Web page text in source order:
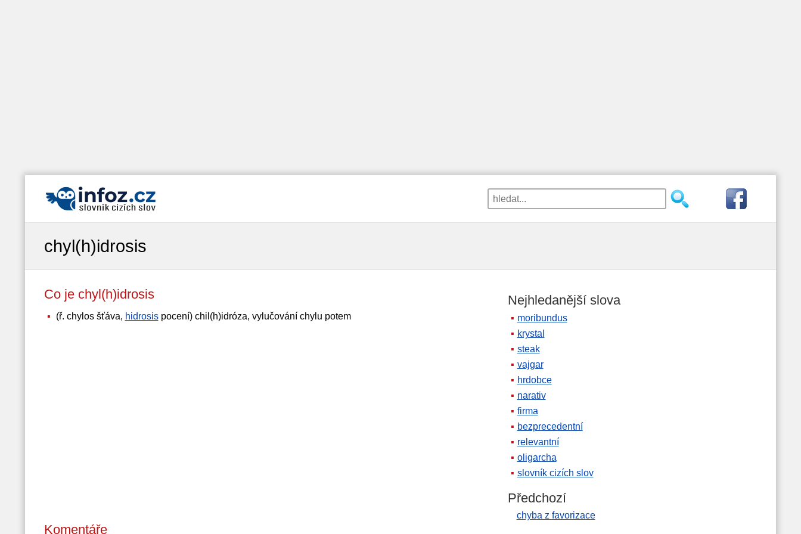
chyl(h)idrosis
Co je chyl(h)idrosis
(ř. chylos šťáva, hidrosispocení) chil(h)idróza, vylučování chylu potem
Komentáře
Nejhledanější slova
moribundus
krystal
steak
vajgar
hrdobce
narativ
firma
bezprecedentní
relevantní
oligarcha
slovník cizích slov
Předchozí
chyba z favorizace